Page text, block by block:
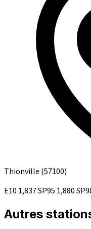
Thionville (57100)
E10 1,837SP95 1,880
Autres